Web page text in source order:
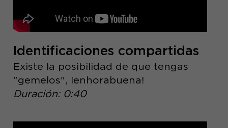
Identificaciones compartidas
Existe la posibilidad de que tengas
"gemelos", ¡enhorabuena!
Duración: 0:40